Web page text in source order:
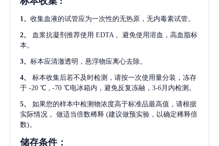
1 、 收集血液的试管应为一次性的无热原，无内毒素试管。
2、 血浆抗凝剂推荐使用 EDTA 。避免使用溶血，高血脂标
本。
3、 标本应清澈透明，悬浮物应离心去除。
4、
标本收集后若不及时检测，请按一次使用量分装，冻存
于 -20 ℃ , -70 ℃电冰箱内，避免反复冻融，3-6月内检测。
5、
如果您的样本中检测物浓度高于标准品最高值，请根据
实际情况，
做适当倍数稀释 (建议做预实验，以确定稀释倍
数)。
储存条件：